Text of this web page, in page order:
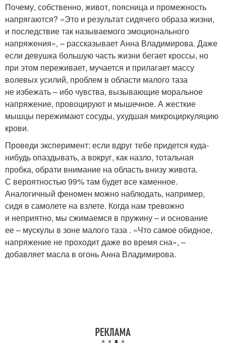
Почему, собственно, живот, поясница и промежность
напрягаются? «Это и результат сидячего образа жизни,
и последствие так называемого эмоционального
напряжения», – рассказывает Анна Владимирова. Даже
если девушка большую часть жизни бегает кроссы, но
при этом переживает, мучается и прилагает массу
волевых усилий, проблем в области малого таза
не избежать – ибо чувства, вызывающие моральное
напряжение, провоцируют и мышечное. А жесткие
мышцы пережимают сосуды, ухудшая микроциркуляцию
крови.
Проведи эксперимент: если вдруг тебе придется куда-
нибудь опаздывать, а вокруг, как назло, тотальная
пробка, обрати внимание на область внизу живота.
С вероятностью 99% там будет все каменное.
Аналогичный феномен можно наблюдать, например,
сидя в самолете на взлете. Когда нам тревожно
и неприятно, мы сжимаемся в пружину – и основание
ее – мускулы в зоне малого таза . «Что самое обидное,
напряжение не проходит даже во время сна», –
добавляет масла в огонь Анна Владимирова.